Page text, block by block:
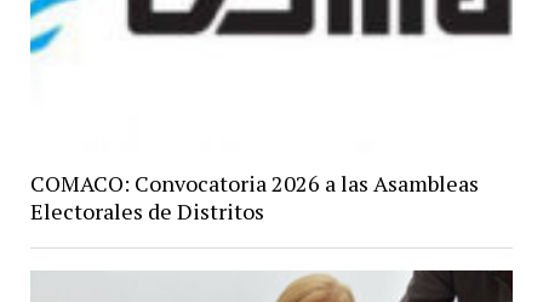
COMACO: Convocatoria 2026 a las Asambleas
Electorales de Distritos